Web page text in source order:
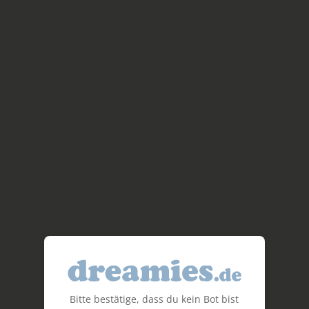
Bitte bestätige, dass du kein Bot bist